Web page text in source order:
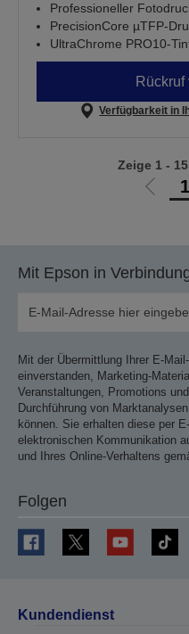
Professioneller
PrecisionCore µTFP-
UltraChrome PRO10-
Verfügbarkeit in
Zur
1
Zeige 1 -
Mit Epson in
Mit der Übermittlung Ihrer E-
einverstanden, Marketing-
Veranstaltungen, Promotions
Durchführung von
können. Sie erhalten diese per
elektronischen Kommunikation
und Ihres Online-Verhaltens
Folgen
Kundendienst